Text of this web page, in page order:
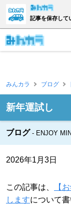
記事を保存して
みんカラ ブログ
新年運試し
ブログ ENJOY MINI
2026年1月3日
この記事は、
【
しますについて書